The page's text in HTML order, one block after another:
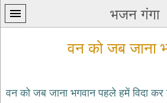
भजन गंगा
वन को जब जाना
वन को जब जाना भगवान पहले हमें विदा कर